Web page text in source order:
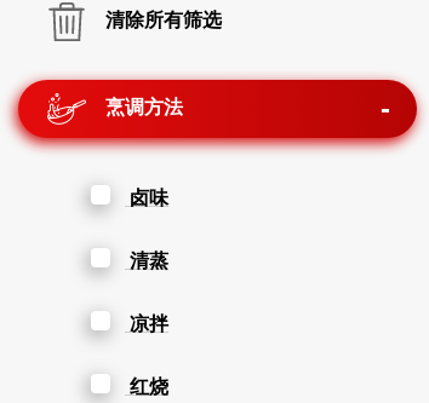
清除所有筛选
烹调方法
卤味
清蒸
凉拌
红烧